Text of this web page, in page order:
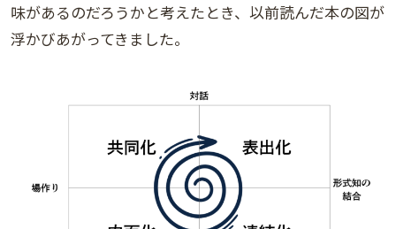
味があるのだろうかと考えたとき、以前読んだ本の図が
浮かびあがってきました。